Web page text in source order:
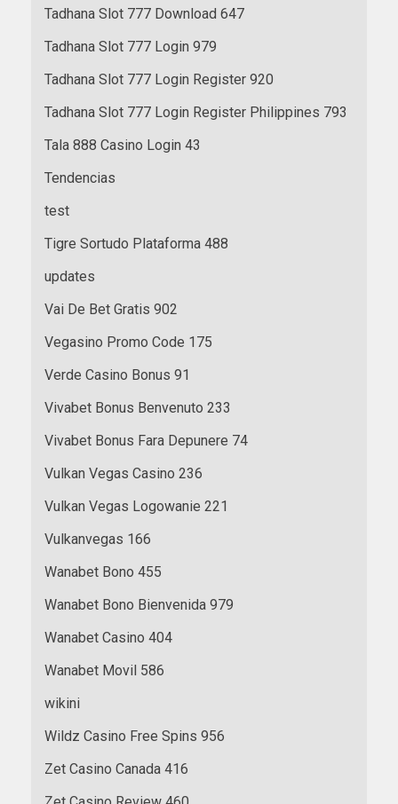
Tadhana Slot 777 Download 647
Tadhana Slot 777 Login 979
Tadhana Slot 777 Login Register 920
Tadhana Slot 777 Login Register Philippines 793
Tala 888 Casino Login 43
Tendencias
test
Tigre Sortudo Plataforma 488
updates
Vai De Bet Gratis 902
Vegasino Promo Code 175
Verde Casino Bonus 91
Vivabet Bonus Benvenuto 233
Vivabet Bonus Fara Depunere 74
Vulkan Vegas Casino 236
Vulkan Vegas Logowanie 221
Vulkanvegas 166
Wanabet Bono 455
Wanabet Bono Bienvenida 979
Wanabet Casino 404
Wanabet Movil 586
wikini
Wildz Casino Free Spins 956
Zet Casino Canada 416